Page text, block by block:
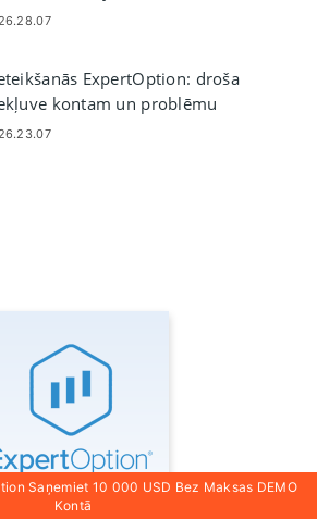
ExpertOption: droša
kontam un problēmu
Saņemiet 10 000 USD Bez Maksas DEMO
Kontā